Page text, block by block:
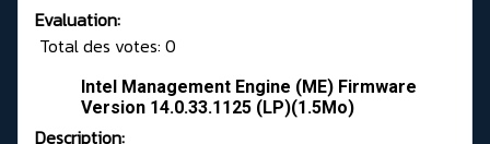
Evaluation:
Total des votes: 0
Intel Management Engine (ME) Firmware
Version 14.0.33.1125 (LP)(1.5Mo)
Description: